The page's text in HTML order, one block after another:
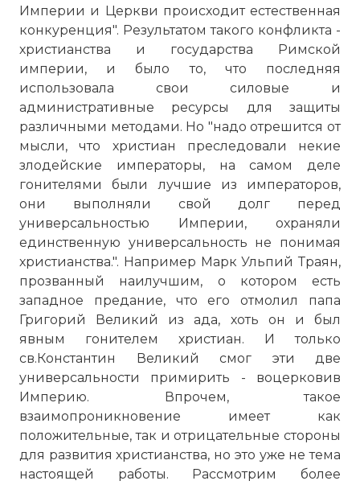
Империи и Церкви происходит естественная
конкуренция". Результатом такого конфликта -
христианства и государства Римской
империи, и было то, что последняя
использовала свои силовые и
административные ресурсы для защиты
различными методами. Но "надо отрешится от
мысли, что христиан преследовали некие
злодейские императоры, на самом деле
гонителями были лучшие из императоров,
они выполняли свой долг перед
универсальностью Империи, охраняли
единственную универсальность не понимая
христианства.". Например Марк Ульпий Траян,
прозванный наилучшим, о котором есть
западное предание, что его отмолил папа
Григорий Великий из ада, хоть он и был
явным гонителем христиан. И только
св.Константин
Великий смог эти две
универсальности примирить - воцерковив
Империю. Впрочем, такое
взаимопроникновение имеет как
положительные, так и отрицательные стороны
для развития христианства, но это уже не тема
настоящей работы. Рассмотрим более